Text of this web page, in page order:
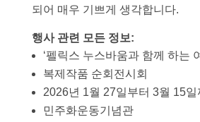
되어 매우 기쁘게 생각합니다.
행사 관련 모든 정보:
‘펠릭스 누스바움과 함께 하는
복제작품 순회전시회
2026년 1월 27일부터 3월 15일
민주화운동기념관